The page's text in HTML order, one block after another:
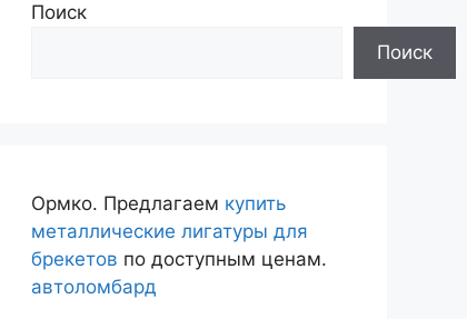
Поиск
Поиск
Ормко. Предлагаем купить
металлические лигатуры для
брекетов по доступным ценам.
автоломбард